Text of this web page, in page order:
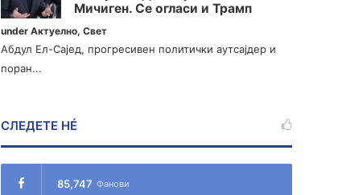
Мичиген. Се огласи и Трамп
underАктуелно,Свет
Абдул Ел-Сајед, прогресивен политички аутсајдер и
поран...
СЛЕДЕТЕ НÉ
85,747 Фанови